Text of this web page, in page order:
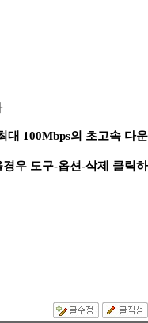
대 100Mbps의 초고속 다운
우 도구-옵션-삭제 클릭하